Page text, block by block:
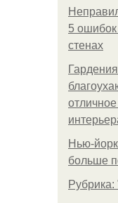
5
стенах
Нью-
больше